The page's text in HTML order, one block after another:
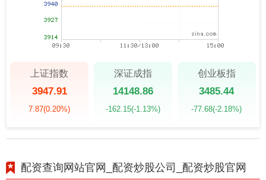
上证指数
3947.91
7.87(0.20%)
深证成指
14148.86
-162.15(-1.13%)
创业板指
3485.44
-77.68(-2.18%)
配资查询网站官网_配资炒股公司_配资炒股官网